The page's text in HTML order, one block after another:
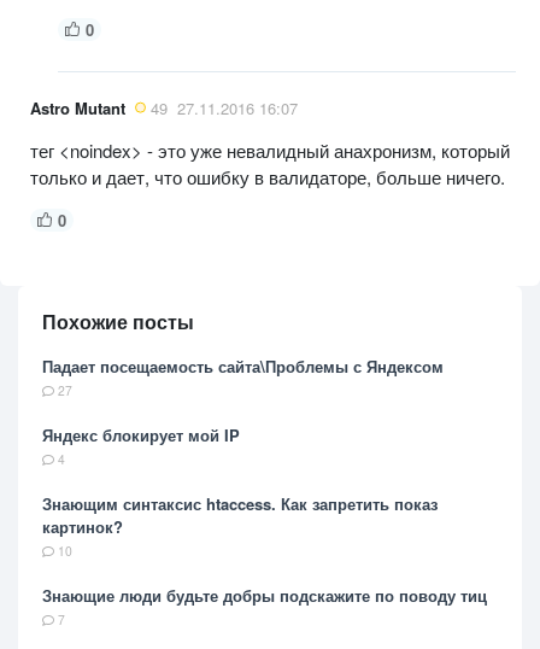
0
Astro Mutant 49 27.11.2016 16:07
тег <noindex> - это уже невалидный анахронизм, который
только и дает, что ошибку в валидаторе, больше ничего.
0
Похожие посты
Падает посещаемость сайта\Проблемы с Яндексом
27
Яндекс блокирует мой IP
4
Знающим синтаксис htaccess. Как запретить показ
картинок?
10
Знающие люди будьте добры подскажите по поводу тиц
7